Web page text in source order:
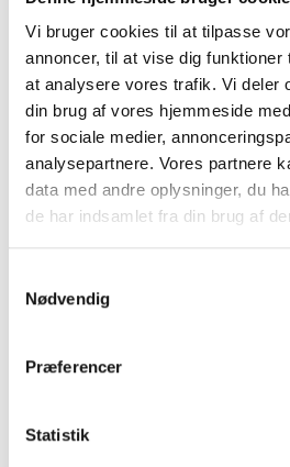
Vi bruger cookies til at tilpasse
annoncer, til at vise dig
at analysere vores trafik. Vi deler
din brug af vores hjemmeside
for sociale medier,
analysepartnere. Vores partnere
data med andre oplysninger, du
de har indsamlet fra din brug af
Nødvendig
Præferencer
Statistik
Tilsæt evt. lidt vand, hvis dejen
Del dejen i 3 stykker og form til
tildækket i ca. 30 min.
Herefter er dejen klar til brug.
Rul dejen ud ved hjælp af en
kagerulle.
Pastamaskine: Se vejledning på
Kagerulle: Rul bollerne ud til lange,
tykkelse. – jo tyndere, jo mere delikat
Pastaen koges al dente i 2-4
Afdryp pastaen i en sigte og
Pastasalat med kylling
solsikkepesto